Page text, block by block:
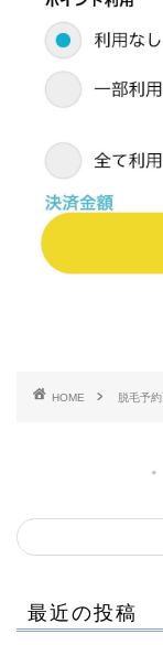
HOME 脱毛予
最近の投稿